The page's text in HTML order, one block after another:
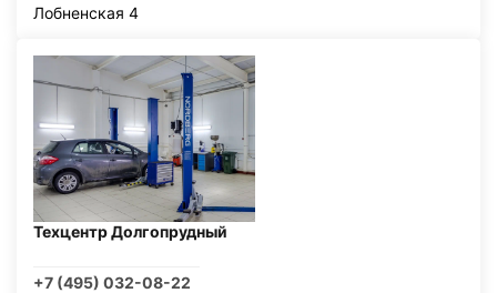
Лобненская 4
Техцентр Долгопрудный
+7 (495) 032-08-22